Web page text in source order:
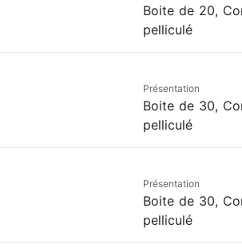
Boite de 20,
pelliculé
Présentation
Boite de 30,
pelliculé
Présentation
Boite de 30,
pelliculé